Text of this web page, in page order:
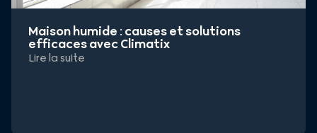
Maison humide : causes et solutions
efficaces avec Climatix
Lire la suite